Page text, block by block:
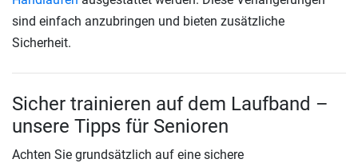
sind einfach anzubringen und bieten zusätzliche
Sicherheit.
Sicher trainieren auf dem Laufband –
unsere Tipps für Senioren
Achten Sie grundsätzlich auf eine sichere